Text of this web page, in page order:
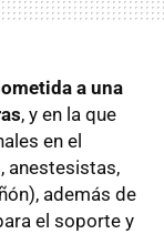
a una
, y en la que
en el
anestesistas,
además de
el soporte y